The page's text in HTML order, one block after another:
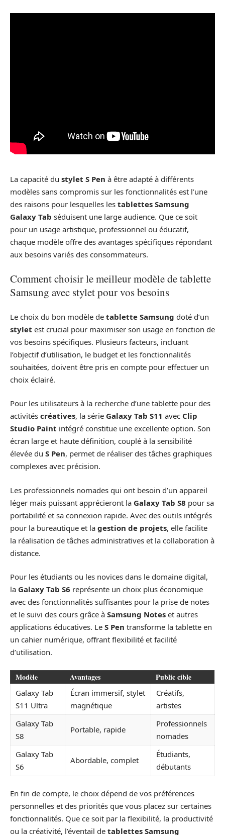
La capacité du stylet S Pen à être adapté à différents
modèles sans compromis sur les fonctionnalités est l’une
des raisons pour lesquelles les tablettes Samsung
Galaxy Tab séduisent une large audience. Que ce soit
pour un usage artistique, professionnel ou éducatif,
chaque modèle offre des avantages spécifiques répondant
aux besoins variés des consommateurs.
Comment choisir le meilleur modèle de tablette
Samsung avec stylet pour vos besoins
Le choix du bon modèle de tablette Samsung doté d’un
stylet est crucial pour maximiser son usage en fonction de
vos besoins spécifiques. Plusieurs facteurs, incluant
l’objectif d’utilisation, le budget et les fonctionnalités
souhaitées, doivent être pris en compte pour effectuer un
choix éclairé.
Pour les utilisateurs à la recherche d’une tablette pour des
activités créatives, la série Galaxy Tab S11 avec Clip
Studio Paint intégré constitue une excellente option. Son
écran large et haute définition, couplé à la sensibilité
élevée du S Pen, permet de réaliser des tâches graphiques
complexes avec précision.
Les professionnels nomades qui ont besoin d’un appareil
léger mais puissant apprécieront la Galaxy Tab S8 pour sa
portabilité et sa connexion rapide. Avec des outils intégrés
pour la bureautique et la gestion de projets, elle facilite
la réalisation de tâches administratives et la collaboration à
distance.
Pour les étudiants ou les novices dans le domaine digital,
la Galaxy Tab S6 représente un choix plus économique
avec des fonctionnalités suffisantes pour la prise de notes
et le suivi des cours grâce à Samsung Notes et autres
applications éducatives. Le S Pen transforme la tablette en
un cahier numérique, offrant flexibilité et facilité
d’utilisation.
Modèle Avantages Public cible
Galaxy Tab
S11 Ultra
Écran immersif, stylet
magnétique
Créatifs,
artistes
Galaxy Tab
S8
Portable, rapide
Professionnels
nomades
Galaxy Tab
S6
Abordable, complet
Étudiants,
débutants
En fin de compte, le choix dépend de vos préférences
personnelles et des priorités que vous placez sur certaines
fonctionnalités. Que ce soit par la flexibilité, la productivité
ou la créativité, l’éventail de tablettes Samsung